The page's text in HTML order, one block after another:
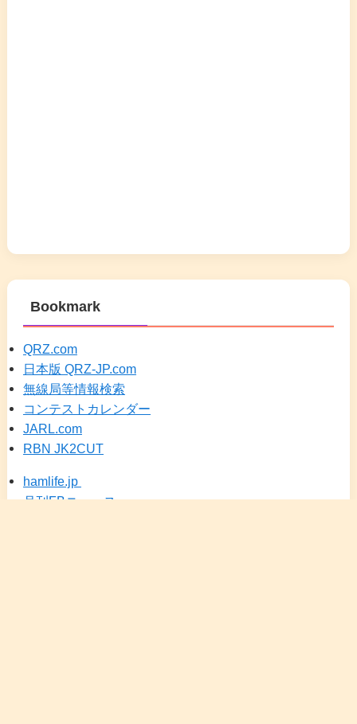
Bookmark
QRZ.com
日本版 QRZ-JP.com
無線局等情報検索
コンテストカレンダー
JARL.com
RBN JK2CUT
hamlife.jp
月刊FBニュース